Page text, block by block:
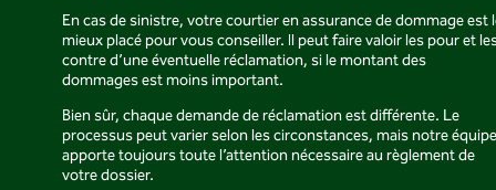
En cas de sinistre, votre courtier en assurance de dommage est
mieux placé pour vous conseiller. Il peut faire valoir les pour et
contre d’une éventuelle réclamation, si le montant des
dommages est moins important.
Bien sûr, chaque demande de réclamation est différente. Le
processus peut varier selon les circonstances, mais notre équipe
apporte toujours toute l’attention nécessaire au règlement de
votre dossier.